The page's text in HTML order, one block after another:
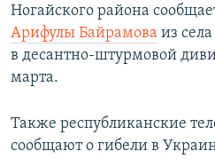
Ногайского района
Арифулы Байрамова из
в десантно-штурмовой
марта.
Также республиканские
сообщают о гибели в